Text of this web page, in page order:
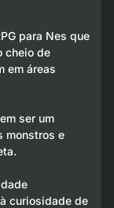
para Nes que
cheio de
em áreas
ser um
monstros e
curiosidade de